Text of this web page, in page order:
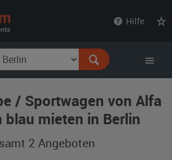
Hilfe
/ Sportwagen von Alfa
blau mieten in Berlin
2 Angeboten